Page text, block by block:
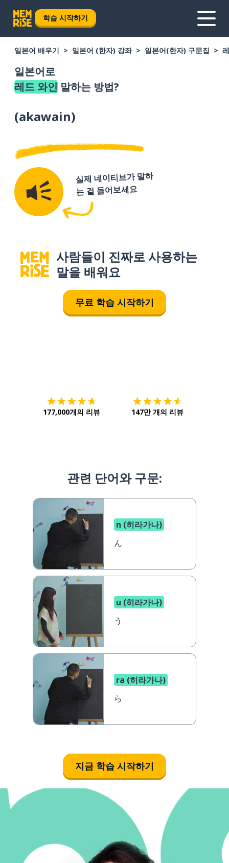
학습 시작하기
일본어 배우기 일본어 (한자) 강좌 일본어(한자) 구문집
일본어로
레드 와인 말하는 방법?
(akawain)
실제 네이티브가 말하
는 걸 들어보세요
사람들이 진짜로 사용하는
말을 배워요
무료 학습 시작하기
177,000개의 리뷰 147만 개의 리뷰
관련 단어와 구문:
n (히라가나)
ん
u (히라가나)
う
ra (히라가나)
ら
지금 학습 시작하기